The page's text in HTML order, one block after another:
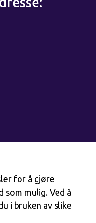
for å gjøre
som mulig. Ved å
i bruken av slike